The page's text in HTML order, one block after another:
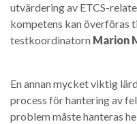
utvärdering av ETCS-
kompetens kan överföras
testkoordinatorn Marion
En annan mycket viktig
process för hantering av
problem måste hanteras